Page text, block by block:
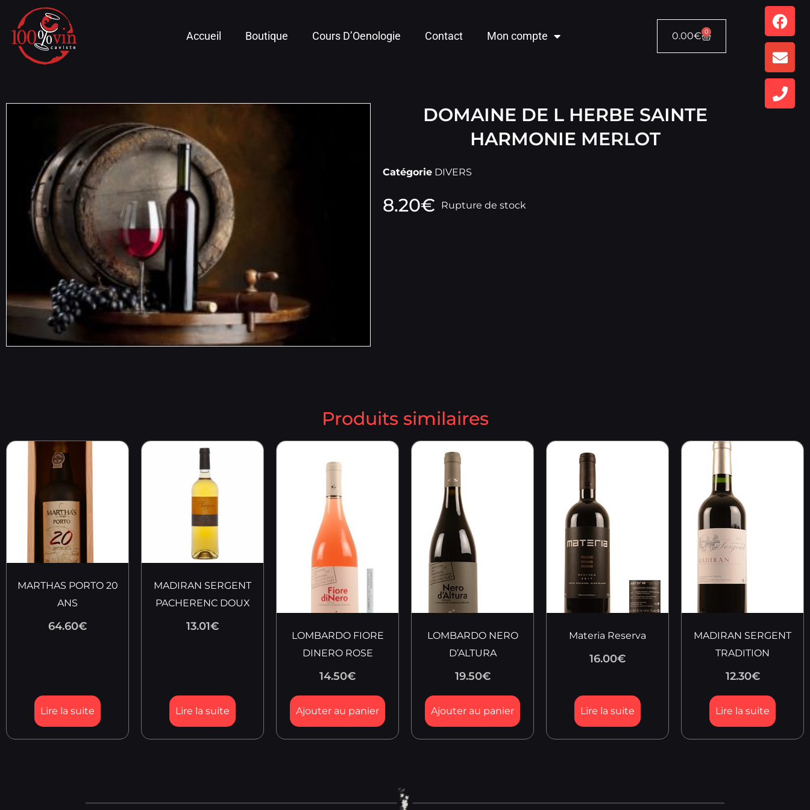
Accueil Boutique Cours D’Oenologie Contact Mon compte 0.00€ 0
DOMAINE DE L HERBE SAINTE
HARMONIE MERLOT
Catégorie DIVERS
8.20€ Rupture de stock
Produits similaires
MARTHAS PORTO 20
ANS
64.60€
Lire la suite
MADIRAN SERGENT
PACHERENC DOUX
13.01€
Lire la suite
LOMBARDO FIORE
DINERO ROSE
14.50€
Ajouter au panier
LOMBARDO NERO
D’ALTURA
19.50€
Ajouter au panier
Materia Reserva
16.00€
Lire la suite
MADIRAN SERGENT
TRADITION
12.30€
Lire la suite